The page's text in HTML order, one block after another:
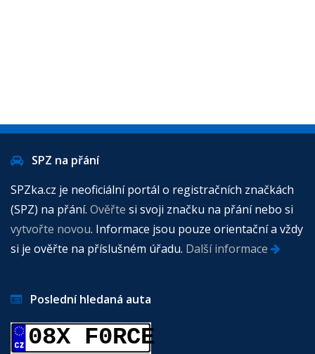
SPZ na přání
SPZka.cz je neoficiální portál o registračních značkách
(SPZ) na přání. Ověřte si svoji značku na přání nebo si
vytvořte novou. Informace jsou pouze orientační a vždy
si je ověřte na příslušném úřadu. Další informace
Poslední hledaná auta
08X F0RCE